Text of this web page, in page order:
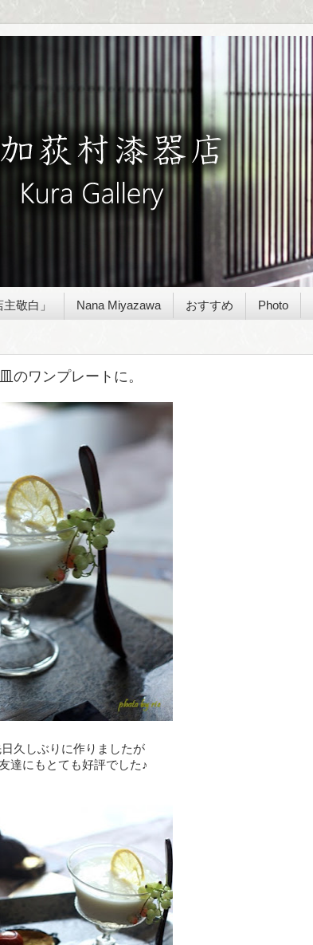
敬白」 Nana Miyazawa おすすめ Photo
のワンプレートに。
久しぶりに作りましたが
達にもとても好評でした♪